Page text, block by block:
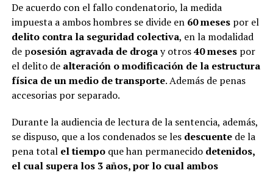
De acuerdo con el fallo condenatorio, la medida
impuesta a ambos hombres se divide en 60 mesespor el
delito contra la seguridad colectiva, en la modalidad
de posesión agravada de drogay otros40 mesespor
el delito de alteración o modificación de la estructura
física de un medio de transporte. Además depenas
accesorias por separado.
Durante la audiencia de lectura de la sentencia, además,
se dispuso, que a los condenados se lesdescuentede la
pena total el tiempoque han permanecido detenidos,
el cual supera los 3 años, por lo cual ambos